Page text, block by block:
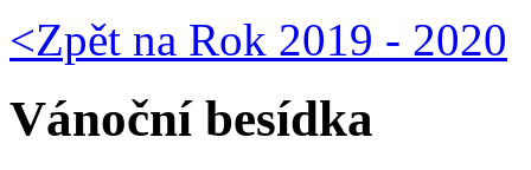
<Zpět na Rok 2019 - 2020
Vánoční besídka